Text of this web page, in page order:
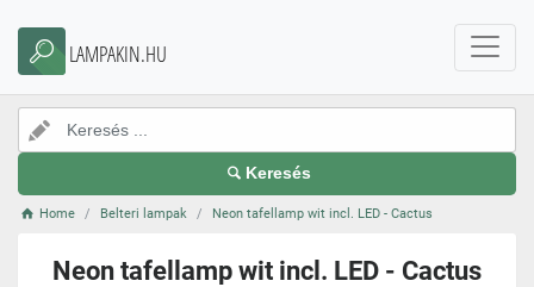
LAMPAKIN.HU
Keresés
Home Belteri lampak Neon tafellamp wit incl. LED - Cactus
Neon tafellamp wit incl. LED - Cactus